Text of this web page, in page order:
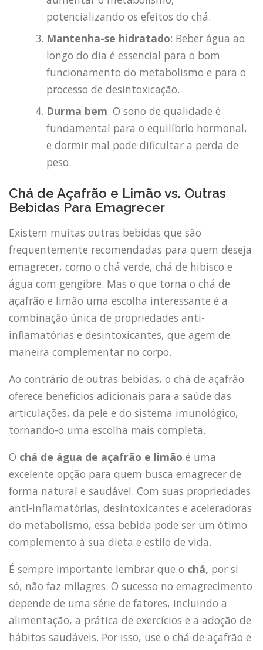
potencializando os efeitos do chá.
Mantenha-se hidratado: Beber água ao
longo do dia é essencial para o bom
funcionamento do metabolismo e para o
processo de desintoxicação.
Durma bem: O sono de qualidade é
fundamental para o equilíbrio hormonal,
e dormir mal pode dificultar a perda de
peso.
Chá de Açafrão e Limão vs. Outras
Bebidas Para Emagrecer
Existem muitas outras bebidas que são
frequentemente recomendadas para quem deseja
emagrecer, como o chá verde, chá de hibisco e
água com gengibre. Mas o que torna o chá de
açafrão e limão uma escolha interessante é a
combinação única de propriedades anti-
inflamatórias e desintoxicantes, que agem de
maneira complementar no corpo.
Ao contrário de outras bebidas, o chá de açafrão
oferece benefícios adicionais para a saúde das
articulações, da pele e do sistema imunológico,
tornando-o uma escolha mais completa.
O chá de água de açafrão e limão é uma
excelente opção para quem busca emagrecer de
forma natural e saudável. Com suas propriedades
anti-inflamatórias, desintoxicantes e aceleradoras
do metabolismo, essa bebida pode ser um ótimo
complemento à sua dieta e estilo de vida.
É sempre importante lembrar que o chá, por si
só, não faz milagres. O sucesso no emagrecimento
depende de uma série de fatores, incluindo a
alimentação, a prática de exercícios e a adoção de
hábitos saudáveis. Por isso, use o chá de açafrão e